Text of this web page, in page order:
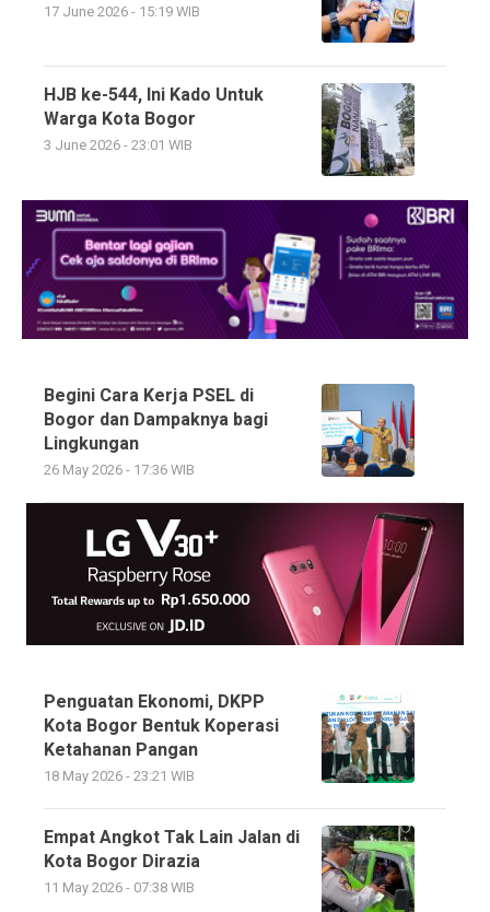
17 June 2026 - 15:19 WIB
HJB ke-544, Ini Kado Untuk
Warga Kota Bogor
3 June 2026 - 23:01 WIB
Begini Cara Kerja PSEL di
Bogor dan Dampaknya bagi
Lingkungan
26 May 2026 - 17:36 WIB
Penguatan Ekonomi, DKPP
Kota Bogor Bentuk Koperasi
Ketahanan Pangan
18 May 2026 - 23:21 WIB
Empat Angkot Tak Lain Jalan di
Kota Bogor Dirazia
11 May 2026 - 07:38 WIB